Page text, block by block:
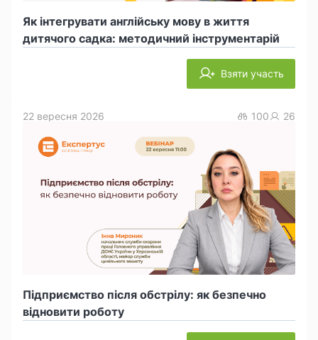
Як інтегрувати англійську мову в життя
дитячого садка: методичний інструментарій
Взяти участь
Підприємство після обстрілу: як безпечно
відновити роботу
22 вересня 2026 100 26